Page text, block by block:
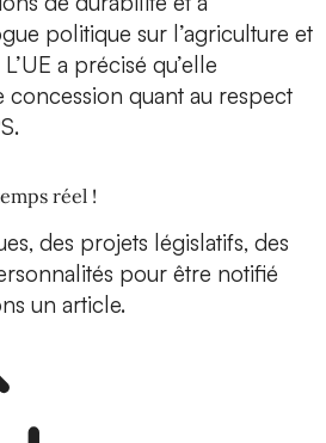
politique sur l’agriculture et
a précisé qu’elle
concession quant au respect
réel !
des projets législatifs, des
pour être notifié
un article.